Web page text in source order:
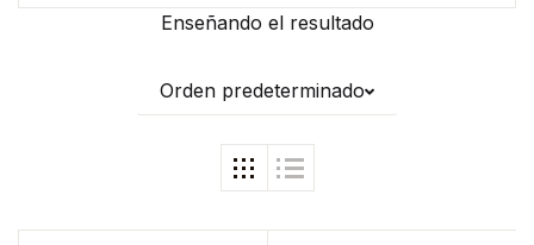
Enseñando el resultado
Orden predeterminado